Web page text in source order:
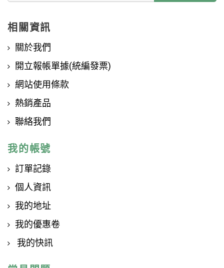
相關資訊
關於我們
開立報帳單據(統編發票)
網站使用條款
熱銷產品
聯絡我們
我的帳號
訂單記錄
個人資訊
我的地址
我的優惠卷
我的快訊